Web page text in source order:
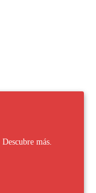
Descubre más.